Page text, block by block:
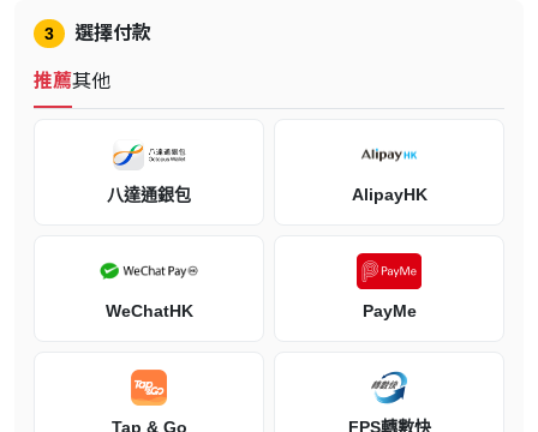
品，標誌著系列向更黑暗的主題轉變。這個複雜的故事講述的是復
仇、權力鬥爭和不可避免的悲劇。
《FINAL FANTASY XVI》重新設計了系列遊戲的經典召喚獸，稱為
就繼承了牠們巨大的力量，無論顯化者願意與否。
在Valisthea，英魂是最強大的存在。Valisthea這片土地上，有六個強
3 選擇付款
推薦其他
八達通銀包 AlipayHK
WeChatHK PayMe
Tap & Go FPS轉數快